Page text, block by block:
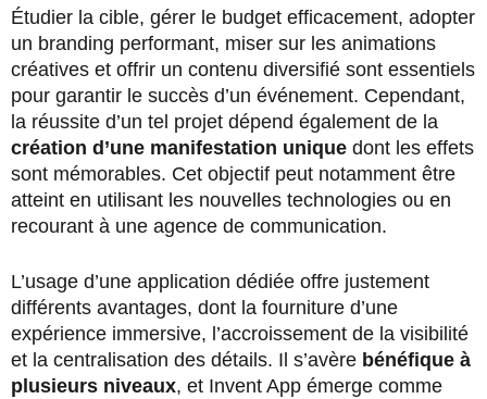
Étudier la cible, gérer le budget efficacement, adopter
un branding performant, miser sur les animations
créatives et offrir un contenu diversifié sont essentiels
pour garantir le succès d’un événement. Cependant,
la réussite d’un tel projet dépend également de la
création d’une manifestation unique dont les effets
sont mémorables. Cet objectif peut notamment être
atteint en utilisant les nouvelles technologies ou en
recourant à une agence de communication.
L’usage d’une application dédiée offre justement
différents avantages, dont la fourniture d’une
expérience immersive, l’accroissement de la visibilité
et la centralisation des détails. Il s’avère bénéfique à
plusieurs niveaux, et Invent App émerge comme